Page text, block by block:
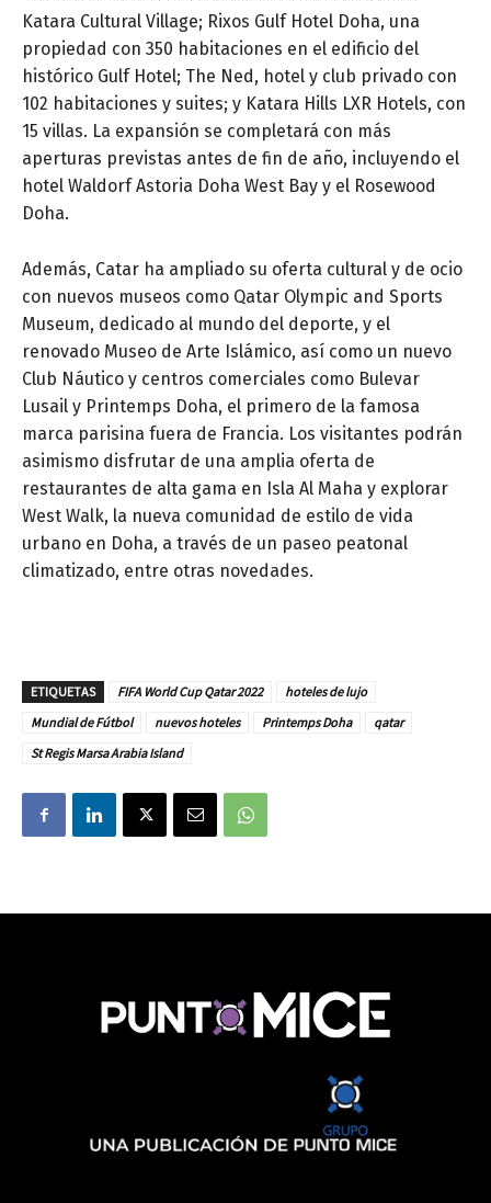
Katara Cultural Village; Rixos Gulf Hotel Doha, una
propiedad con 350 habitaciones en el edificio del
histórico Gulf Hotel; The Ned, hotel y club privado con
102 habitaciones y suites; y Katara Hills LXR Hotels, con
15 villas. La expansión se completará con más
aperturas previstas antes de fin de año, incluyendo el
hotel Waldorf Astoria Doha West Bay y el Rosewood
Doha.
Además, Catar ha ampliado su oferta cultural y de ocio
con nuevos museos como Qatar Olympic and Sports
Museum, dedicado al mundo del deporte, y el
renovado Museo de Arte Islámico, así como un nuevo
Club Náutico y centros comerciales como Bulevar
Lusail y Printemps Doha, el primero de la famosa
marca parisina fuera de Francia. Los visitantes podrán
asimismo disfrutar de una amplia oferta de
restaurantes de alta gama en Isla Al Maha y explorar
West Walk, la nueva comunidad de estilo de vida
urbano en Doha, a través de un paseo peatonal
climatizado, entre otras novedades.
ETIQUETAS FIFA World Cup Qatar 2022
hoteles de lujo
Mundial de Fútbol
nuevos hoteles Printemps Doha
qatar
St Regis Marsa Arabia Island